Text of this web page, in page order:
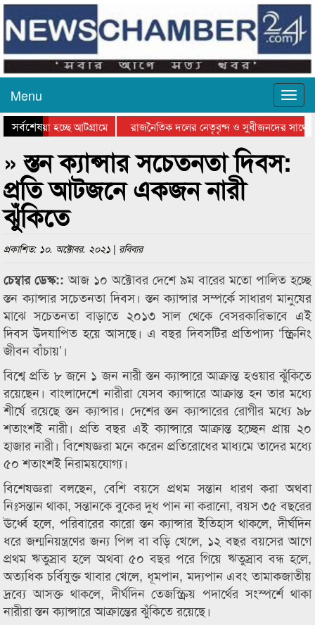
Menu
সর্বশেষ
যাওয়া হচ্ছে আটগ্রামে
রাজনৈতিক দলের নেতৃবৃন্দ ও সুধীজনদের সাথে
সিলেটে বাংলাদেশ গ্রুপ থিয়েটার
» স্তন ক্যান্সার সচেতনতা দিবস:
প্রতি আটজনে একজন নারী
ঝুঁকিতে
প্রকাশিত: ১০. অক্টোবর. ২০২১ | রবিবার
চেম্বার ডেস্ক::আজ ১০ অক্টোবর দেশে ৯ম বারের মতো পালিত হচ্ছে
স্তন ক্যান্সার সচেতনতা দিবস। স্তন ক্যান্সার সম্পর্কে সাধারণ মানুষের
মাঝে সচেতনতা বাড়াতে ২০১৩ সাল থেকে বেসরকারিভাবে এই
দিবস উদযাপিত হয়ে আসছে। এ বছর দিবসটির প্রতিপাদ্য ‘স্ক্রিনিং
জীবন বাঁচায়’।
বিশ্বে প্রতি ৮ জনে ১ জন নারী স্তন ক্যান্সারে আক্রান্ত হওয়ার ঝুঁকিতে
রয়েছেন। বাংলাদেশে নারীরা যেসব ক্যান্সারে আক্রান্ত হন তার মধ্যে
শীর্ষে রয়েছে স্তন ক্যান্সার। দেশের স্তন ক্যান্সারের রোগীর মধ্যে ৯৮
শতাংশই নারী। প্রতি বছর এই ক্যান্সারে আক্রান্ত হচ্ছেন প্রায় ২০
হাজার নারী। বিশেষজ্ঞরা মনে করেন প্রতিরোধের মাধ্যমে তাদের মধ্যে
৫০ শতাংশই নিরাময়যোগ্য।
বিশেষজ্ঞরা বলছেন, বেশি বয়সে প্রথম সন্তান ধারণ করা অথবা
নিঃসন্তান থাকা, সন্তানকে বুকের দুধ পান না করানো, বয়স ৩৫ বছরের
ঊর্ধ্বে হলে, পরিবারের কারো স্তন ক্যান্সার ইতিহাস থাকলে, দীর্ঘদিন
ধরে জন্মনিয়ন্ত্রণের জন্য পিল বা বড়ি খেলে, ১২ বছর বয়সের আগে
প্রথম ঋতুস্রাব হলে অথবা ৫০ বছর পরে গিয়ে ঋতুস্রাব বন্ধ হলে,
অত্যধিক চর্বিযুক্ত খাবার খেলে, ধূমপান, মদ্যপান এবং তামাকজাতীয়
দ্রব্যে আসক্ত থাকলে, দীর্ঘদিন তেজস্ক্রিয় পদার্থের সংস্পর্শে থাকা
নারীরা স্তন ক্যান্সারে আক্রান্তের ঝুঁকিতে রয়েছে।